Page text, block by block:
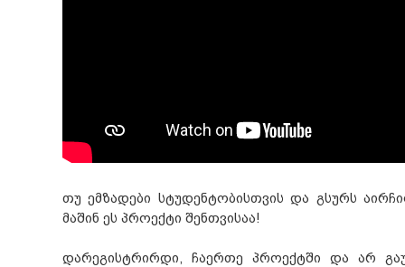
თუ ემზადები სტუდენტობისთვის და გსურს
მაშინ ეს პროექტი შენთვისაა!
დარეგისტრირდი, ჩაერთე პროექტში და არ